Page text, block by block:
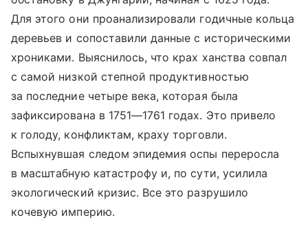
Для этого они проанализировали годичные кольца
деревьев и сопоставили данные с историческими
хрониками. Выяснилось, что крах ханства совпал
с самой низкой степной продуктивностью
за последние четыре века, которая была
зафиксирована в 1751—1761 годах. Это привело
к голоду, конфликтам, краху торговли.
Вспыхнувшая следом эпидемия оспы переросла
в масштабную катастрофу и, по сути, усилила
экологический кризис. Все это разрушило
кочевую империю.